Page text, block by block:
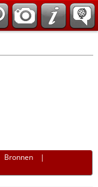
Bronnen |